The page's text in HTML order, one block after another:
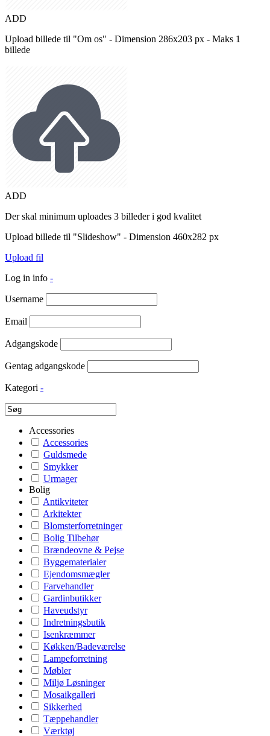
ADD
Upload billede til "Om os" - Dimension 286x203 px - Maks 1
billede
ADD
Der skal minimum uploades 3 billeder i god kvalitet
Upload billede til "Slideshow" - Dimension 460x282 px
Upload fil
Log in info -
Username
Email
Adgangskode
Gentag adgangskode
Kategori -
Accessories
Accessories
Guldsmede
Smykker
Urmager
Bolig
Antikviteter
Arkitekter
Blomsterforretninger
Bolig Tilbehør
Brændeovne & Pejse
Byggematerialer
Ejendomsmægler
Farvehandler
Gardinbutikker
Haveudstyr
Indretningsbutik
Isenkræmmer
Køkken/Badeværelse
Lampeforretning
Møbler
Miljø Løsninger
Mosaikgalleri
Sikkerhed
Tæppehandler
Værktøj